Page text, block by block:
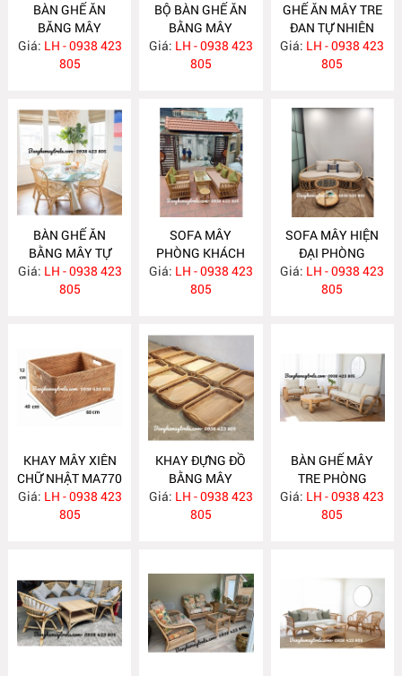
BÀN GHẾ ĂN
BĂNG MÂY
MA783
Giá: LH - 0938 423
805
BỘ BÀN GHẾ ĂN
BẰNG MÂY
MA782
Giá: LH - 0938 423
805
GHẾ ĂN MÂY TRE
ĐAN TỰ NHIÊN
MA781
Giá: LH - 0938 423
805
BÀN GHẾ ĂN
BẰNG MÂY TỰ
NHIÊN MA780
Giá: LH - 0938 423
805
SOFA MÂY
PHÒNG KHÁCH
KIỂU DÁNG ĐƠN
GIẢN MA778
Giá: LH - 0938 423
805
SOFA MÂY HIỆN
ĐẠI PHÒNG
KHÁCH MA777
Giá: LH - 0938 423
805
KHAY MÂY XIÊN
CHỮ NHẬT MA770
Giá: LH - 0938 423
805
KHAY ĐỰNG ĐỒ
BẰNG MÂY
MA769
Giá: LH - 0938 423
805
BÀN GHẾ MÂY
TRE PHÒNG
KHÁCH MA764
Giá: LH - 0938 423
805